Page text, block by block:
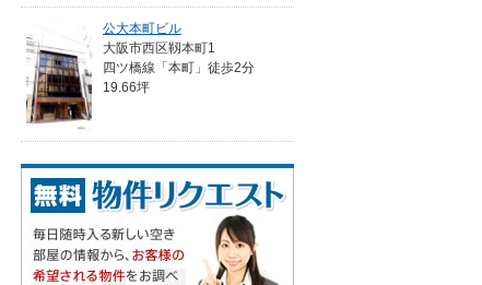
公大本町ビル
大阪市西区靱本町1
四ツ橋線「本町」徒歩2分
19.66坪